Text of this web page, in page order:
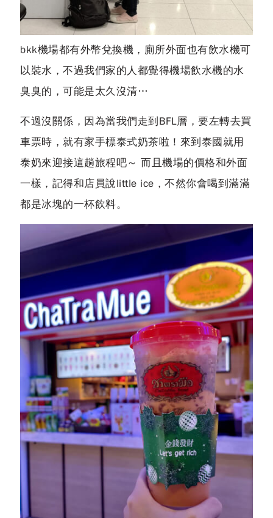
bkk機場都有外幣兌換機，廁所外面也有飲水機可
以裝水，不過我們家的人都覺得機場飲水機的水
臭臭的，可能是太久沒清…
不過沒關係，因為當我們走到BFL層，要左轉去買
車票時，就有家手標泰式奶茶啦！來到泰國就用
泰奶來迎接這趟旅程吧～ 而且機場的價格和外面
一樣，記得和店員說little ice，不然你會喝到滿滿
都是冰塊的一杯飲料。